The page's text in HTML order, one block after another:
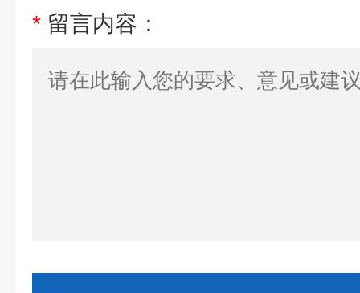
* 留言内容：